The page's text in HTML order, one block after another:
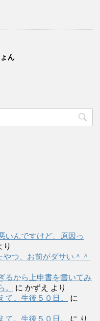
ん
いんですけど、原因っ
り
つ、お前がダサい＾＾
るから上申書を書いてみ
。
に かずえ
より
て。生後５０日。
に
て。生後５０日。
に り